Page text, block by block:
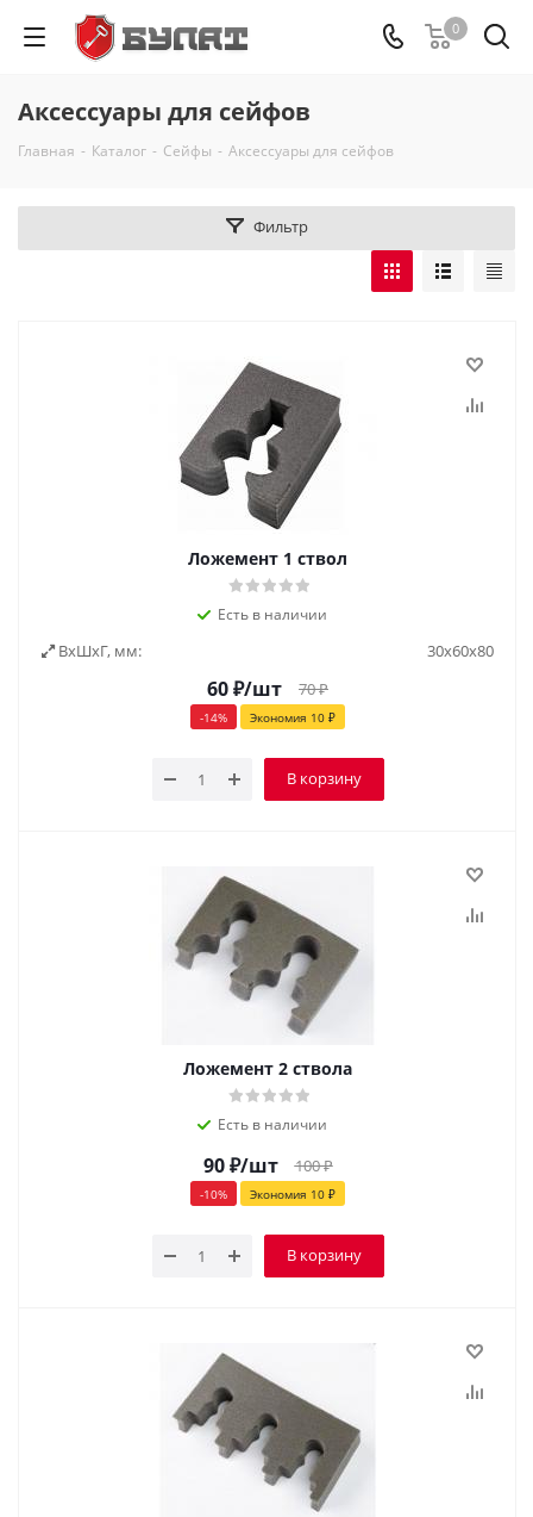
0
Аксессуары для сейфов
Главная - Каталог - Сейфы - Аксессуары для сейфов
Фильтр
Ложемент 1 ствол
Есть в наличии
ВxШxГ, мм: 30х60х80
60₽/шт 70₽
-14% Экономия 10 ₽
В корзину
Ложемент 2 ствола
Есть в наличии
90₽/шт 100₽
-10% Экономия 10 ₽
В корзину